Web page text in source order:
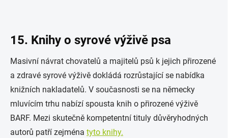
15. Knihy o syrové výživě psa
Masivní návrat chovatelů a majitelů psů k jejich přirozené
a zdravé syrové výživě dokládá rozrůstající se nabídka
knižních nakladatelů. V současnosti se na německy
mluvícím trhu nabízí spousta knih o přirozené výživě
BARF. Mezi skutečně kompetentní tituly důvěryhodných
autorů patří zejména tyto knihy.